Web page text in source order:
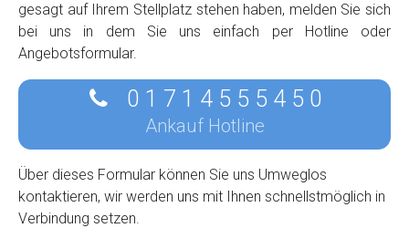
gesagt auf Ihrem Stellplatz stehen haben, melden Sie sich
bei uns in dem Sie uns einfach per Hotline oder
Angebotsformular.
0 1 7 1 4 5 5 5 4 5 0
Ankauf Hotline
Über dieses Formular können Sie uns Umweglos
kontaktieren, wir werden uns mit Ihnen schnellstmöglich in
Verbindung setzen.